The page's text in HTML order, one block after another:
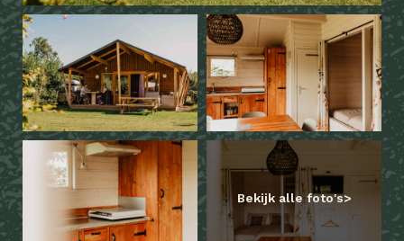
Bekijk alle foto's